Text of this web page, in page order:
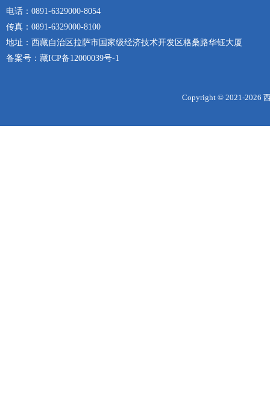
电话：0891-6329000-8054
传真：0891-6329000-8100
地址：西藏自治区拉萨市国家级经济技术开发区格桑路华钰大厦
备案号： 藏ICP备12000039号-1
Copyright © 2021-2026